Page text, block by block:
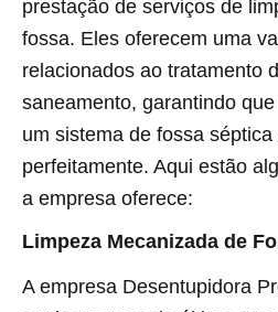
prestação de serviços de
fossa. Eles oferecem uma
relacionados ao tratamento
saneamento, garantindo
um sistema de fossa
perfeitamente. Aqui estão
a empresa oferece:
Limpeza Mecanizada de
A empresa Desentupidora